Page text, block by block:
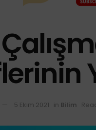
5 Ekim 2021 in Bilim